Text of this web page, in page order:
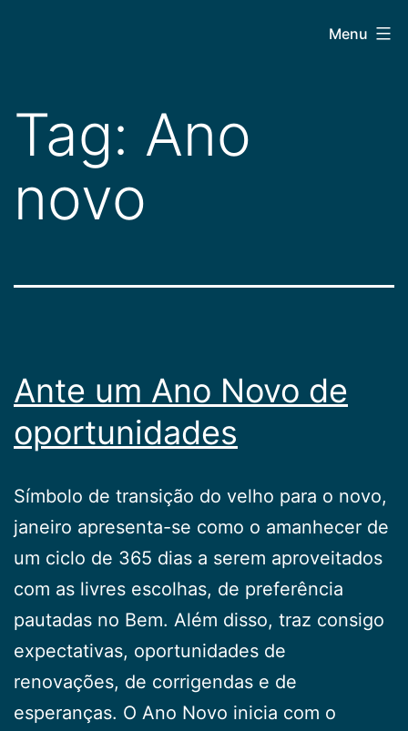
conteúdo
Menu
Tag: Ano
novo
Ante um Ano Novo de
oportunidades
Símbolo de transição do velho para o novo,
janeiro apresenta-se como o amanhecer de
um ciclo de 365 dias a serem aproveitados
com as livres escolhas, de preferência
pautadas no Bem. Além disso, traz consigo
expectativas, oportunidades de
renovações, de corrigendas e de
esperanças. O Ano Novo inicia com o